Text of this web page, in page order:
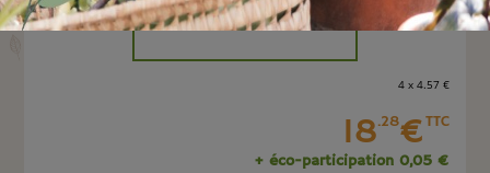
4 x 4.57 €
18.28€TTC
+ éco-participation 0,05 €